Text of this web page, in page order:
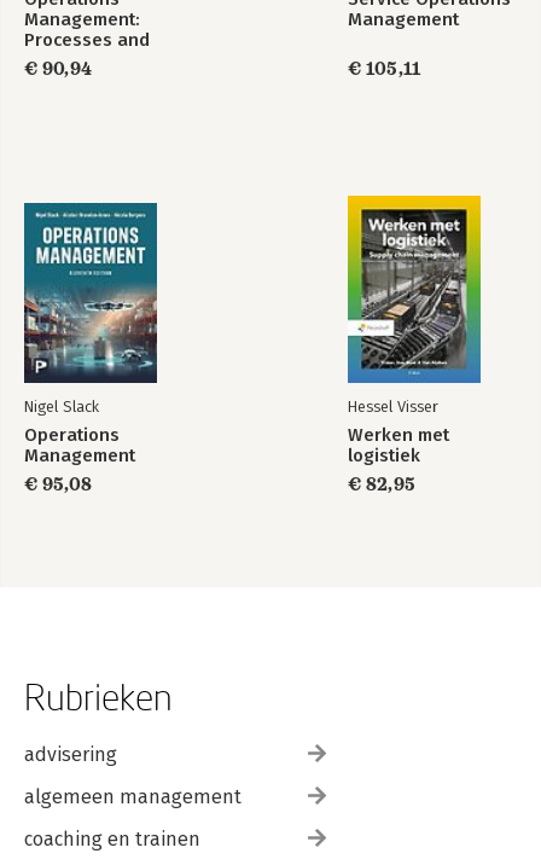
Management:
Processes and
Supply Chains,
Global Edition
€ 90,94
Management
€ 105,11
Nigel Slack
Operations
Management
€ 95,08
Hessel Visser
Werken met
logistiek
€ 82,95
Rubrieken
advisering
algemeen management
coaching en trainen